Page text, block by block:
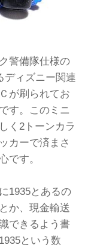
警備隊仕様の
ディズニー関連
が刷られてお
す。このミニ
く2トーンカラ
カーで済まさ
です。
1935とあるの
か、現金輸送
できるよう書
という数